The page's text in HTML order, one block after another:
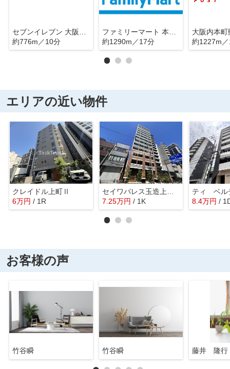
セブンイレブン 大阪淡路町2丁目店
約776m／10分
ファミリーマート 本町橋店
約1290m／17分
大阪内本町
約1227m
エリアの近い物件
クレイドル上町Ⅱ
6万円 / 1R
7.25万円 / 1K
ティ ベル
8.4万円 /
お客様の声
竹谷瞬 竹谷瞬 藤井 隆行